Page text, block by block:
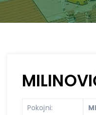
Pokojni: